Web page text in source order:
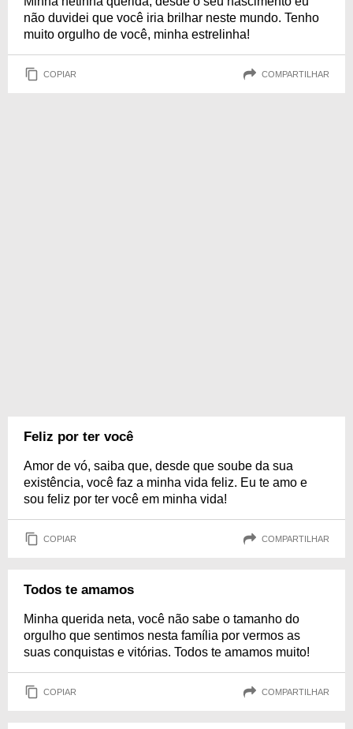
não duvidei que você iria brilhar neste mundo. Tenho
muito orgulho de você, minha estrelinha!
COPIAR COMPARTILHAR
Feliz por ter você
Amor de vó, saiba que, desde que soube da sua
existência, você faz a minha vida feliz. Eu te amo e
sou feliz por ter você em minha vida!
COPIAR COMPARTILHAR
Todos te amamos
Minha querida neta, você não sabe o tamanho do
orgulho que sentimos nesta família por vermos as
suas conquistas e vitórias. Todos te amamos muito!
COPIAR COMPARTILHAR